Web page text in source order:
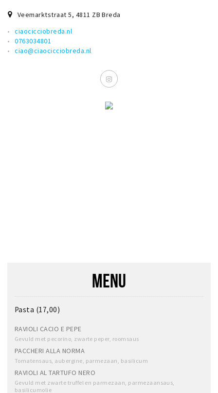
Veemarktstraat 5, 4811 ZB Breda
ciaocicciobreda.nl
0763034801
ciao@ciaocicciobreda.nl
MENU
Pasta (17,00)
RAVIOLI CACIO E PEPE
Gevuld met pecorino, zwarte peper, roomsaus
PACCHERI ALLA NORMA
Tomatensaus, aubergine, parmezaan, basilicum
RAVIOLI AL TARTUFO NERO
Gevuld met zwarte truffel en parmezaan, parmezaansaus,
basilicumolie